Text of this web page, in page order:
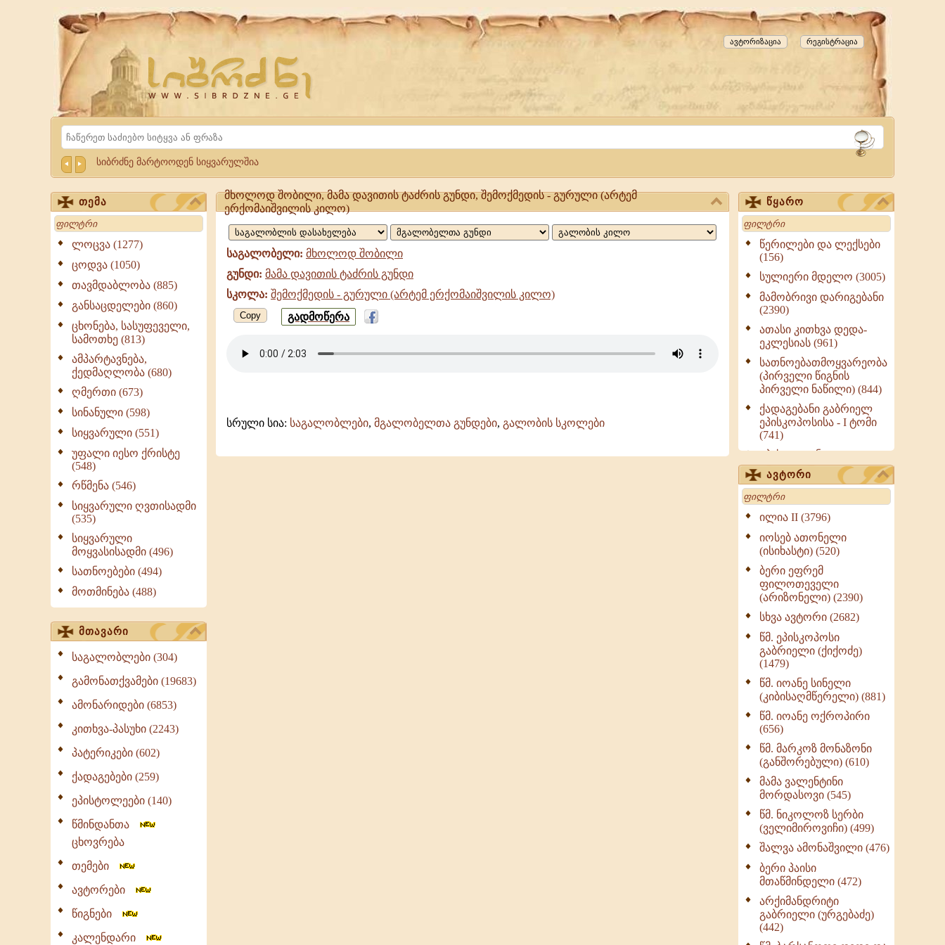
Website
Sibrdzne.ge
რეგისტრაცია
ავტორიზაცია
Search
სიბრძნე მარტოოდენ სიყვარულშია
თემა
Search
ლოცვა (1277)
ცოდვა (1050)
თავმდაბლობა (885)
განსაცდელები (860)
ცხონება, სასუფეველი,
სამოთხე (813)
ამპარტავნება,
ქედმაღლობა (680)
ღმერთი (673)
სინანული (598)
სიყვარული (551)
უფალი იესო ქრისტე
(548)
რწმენა (546)
სიყვარული ღვთისადმი
(535)
სიყვარული
მოყვასისადმი (496)
სათნოებები (494)
მოთმინება (488)
მთავარი
საგალობლები (304)
გამონათქვამები (19683)
ამონარიდები (6853)
კითხვა-პასუხი (2243)
პატერიკები (602)
ქადაგებები (259)
ეპისტოლეები (140)
წმინდანთა
ცხოვრება
თემები
ავტორები
წიგნები
კალენდარი
მხოლოდ
შობილი,
მამა
დავითის
ტაძრის
გუნდი
მხოლოდ შობილი, მამა დავითის ტაძრის გუნდი, შემოქმედის - გურული (არტემ
ერქომაიშვილის კილო)
საგალობელი: მხოლოდ შობილი
გუნდი: მამა დავითის ტაძრის გუნდი
სკოლა: შემოქმედის - გურული (არტემ ერქომაიშვილის კილო)
Copy გადმოწერა
სრული სია: საგალობლები, მგალობელთა გუნდები, გალობის სკოლები
წყარო
Search
წერილები და ლექსები
(156)
სულიერი მდელო (3005)
მამობრივი დარიგებანი
(2390)
ათასი კითხვა დედა-
ეკლესიას (961)
სათნოებათმოყვარეობა
(პირველი წიგნის
პირველი ნაწილი) (844)
ქადაგებანი გაბრიელ
ეპისკოპოსისა - I ტომი
(741)
ეპისტოლენი,
ქადაგებანი, სიტყვანი
(ნაწილი III) (723)
მოძღვრის ძალზე
სასარგებლო რჩევები
მრევლისათვის (545)
Wisdomge (514)
ქადაგებანი გაბრიელ
ეპისკოპოსისა - II ტომი
(370)
სულიერი ცხოვრების
სახელმძღვანელო -
ნაწილი II (369)
ღმერთი და ადამიანები
(287)
ბერის დიადემა (278)
მონაზვნური
გამოცდილების
ოთხი ასეული თავი
სიყვარულის შესახებ
(259)
ავტორი
Search
ილია II (3796)
იოსებ ათონელი
(ისიხასტი) (520)
ბერი ეფრემ
ფილოთეველი
(არიზონელი) (2390)
სხვა ავტორი (2682)
წმ. ეპისკოპოსი
გაბრიელი (ქიქოძე)
(1479)
წმ. იოანე სინელი
(კიბისაღმწერელი) (881)
წმ. იოანე ოქროპირი
(656)
წმ. მარკოზ მონაზონი
(განშორებული) (610)
მამა ვალენტინი
მორდასოვი (545)
წმ. ნიკოლოზ სერბი
(ველიმიროვიჩი) (499)
შალვა ამონაშვილი (476)
ბერი პაისი
მთაწმინდელი (472)
არქიმანდრიტი
გაბრიელი (ურგებაძე)
(442)